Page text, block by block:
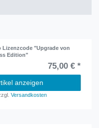
Lizenzcode "Upgrade von
Edition"
75,00 € *
anzeigen
Versandkosten